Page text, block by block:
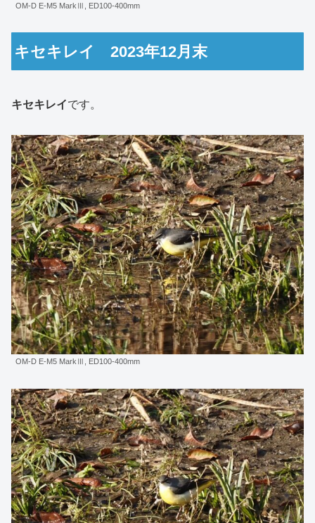
OM-D E-M5 MarkⅢ, ED100-400mm
キセキレイ 2023年12月末
キセキレイです。
OM-D E-M5 MarkⅢ, ED100-400mm